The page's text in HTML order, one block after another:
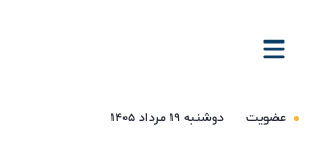
عضویت دوشنبه ۱۹ مرداد ۱۴۰۵